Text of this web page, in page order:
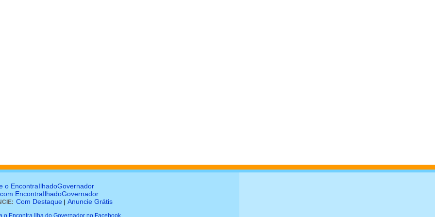
o EncontraIlhadoGovernador
EncontraIlhadoGovernador
Com Destaque Anuncie Grátis